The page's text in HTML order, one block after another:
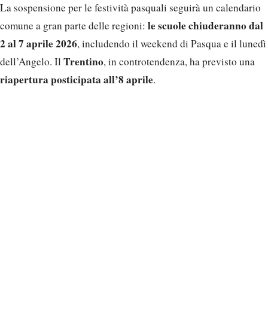
La sospensione per le festività pasquali seguirà un calendario
comune a gran parte delle regioni: le scuole chiuderanno dal
2 al 7 aprile 2026, includendo il weekend di Pasqua e il lunedì
dell’Angelo. IlTrentino, in controtendenza, ha previsto una
riapertura posticipata all’8 aprile.